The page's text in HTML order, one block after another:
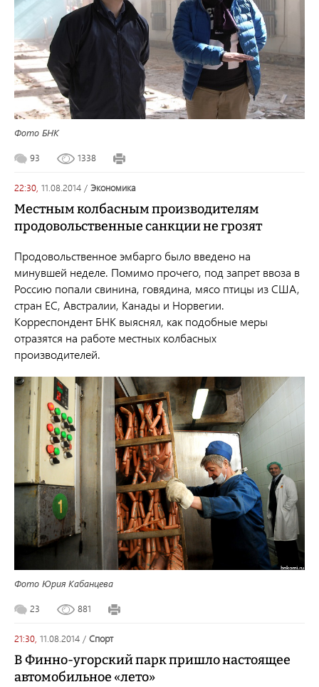
Фото БНК
93 1338
22:30, 11.08.2014 / экономика
Местным колбасным производителям
продовольственные санкции не грозят
Продовольственное эмбарго было введено на
минувшей неделе. Помимо прочего, под запрет ввоза в
Россию попали свинина, говядина, мясо птицы из США,
стран ЕС, Австралии, Канады и Норвегии.
Корреспондент БНК выяснял, как подобные меры
отразятся на работе местных колбасных
производителей.
Фото Юрия Кабанцева
23 881
21:30, 11.08.2014 / спорт
В Финно-угорский парк пришло настоящее
автомобильное «лето»